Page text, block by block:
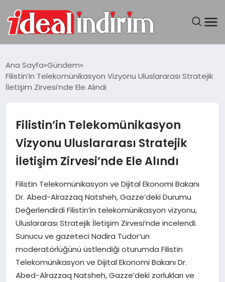
BILGISAYAR
TEKNOLOJI
YAŞAM
Ana Sayfa Gündem
Filistin’in Telekomünikasyon Vizyonu Uluslararası Stratejik
İletişim Zirvesi’nde Ele Alındı
Filistin’in Telekomünikasyon
Vizyonu Uluslararası Stratejik
İletişim Zirvesi’nde Ele Alındı
Filistin Telekomünikasyon ve Dijital Ekonomi Bakanı
Dr. Abed-Alrazzaq Natsheh, Gazze’deki Durumu
Değerlendirdi Filistin’in telekomünikasyon vizyonu,
Uluslararası Stratejik İletişim Zirvesi’nde incelendi.
Sunucu ve gazeteci Nadira Tudor’un
moderatörlüğünü üstlendiği oturumda Filistin
Telekomünikasyon ve Dijital Ekonomi Bakanı Dr.
Abed-Alrazzaq Natsheh, Gazze’deki zorlukları ve